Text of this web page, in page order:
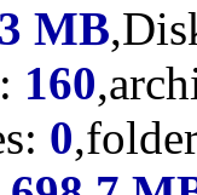
MB
160
0